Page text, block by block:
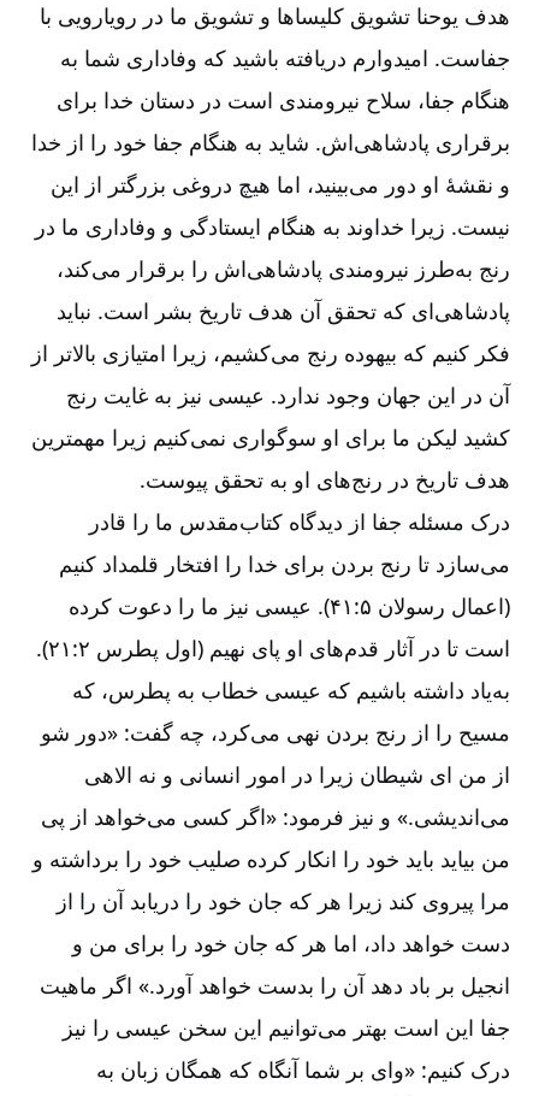
هدف یوحنا تشویق کلیساها و تشویق ما در رویارویی با
جفاست. امیدوارم دریافته باشید که وفاداری شما به
هنگام جفا، سلاح نیرومندی است در دستان خدا برای
برقراری پادشاهی‌‌اش. شاید به هنگام جفا خود را از خدا
و نقشۀ او دور می‌‌بینید، اما هیچ دروغی بزرگتر از این
نیست. زیرا خداوند به هنگام ایستادگی و وفاداری ما در
رنج به‌‌طرز نیرومندی پادشاهی‌‌اش را برقرار می‌‌کند،
پادشاهی‌‌ای که تحقق آن هدف تاریخ بشر است. نباید
فکر کنیم که بیهوده رنج می‌‌کشیم، زیرا امتیازی بالاتر از
آن در این جهان وجود ندارد. عیسی نیز به غایت رنج
کشید لیکن ما برای او سوگواری نمی‌‌کنیم زیرا مهمترین
هدف تاریخ در رنج‌‌های او به تحقق پیوست.
درک مسئله جفا از دیدگاه کتاب‌‌مقدس ما را قادر
می‌‌سازد تا رنج بردن برای خدا را افتخار قلمداد کنیم
(اعمال رسولان ۵:‏۴۱‏). عیسی نیز ما را دعوت کرده
است تا در آثار قدم‌‌های او پای نهیم (اول پطرس ۲:‏۲۱).
به‌‌یاد داشته باشیم که عیسی خطاب به پطرس، که
مسیح را از رنج بردن نهی می‌‌کرد، چه گفت: «دور شو
از من ای شیطان زیرا در امور انسانی و نه الاهی
می‌‌اندیشی.» و نیز فرمود: «اگر کسی می‌‌خواهد از پی
من بیاید باید خود را انکار کرده صلیب خود را برداشته و
مرا پیروی کند زیرا هر که جان خود را دریابد آن را از
دست خواهد داد، اما هر که جان خود را برای من و
انجیل بر باد دهد آن را بدست خواهد آورد.» اگر ماهیت
جفا این است بهتر می‌‌توانیم این سخن عیسی را نیز
درک کنیم: «وای بر شما آنگاه که همگان زبان به